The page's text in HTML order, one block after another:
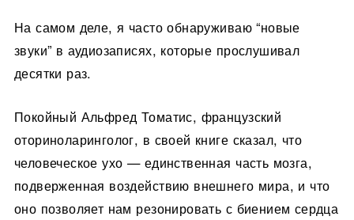
На самом деле, я часто обнаруживаю “новые
звуки” в аудиозаписях, которые прослушивал
десятки раз.
Покойный Альфред Томатис, французский
оториноларинголог, в своей книге сказал, что
человеческое ухо — единственная часть мозга,
подверженная воздействию внешнего мира, и что
оно позволяет нам резонировать с биением сердца